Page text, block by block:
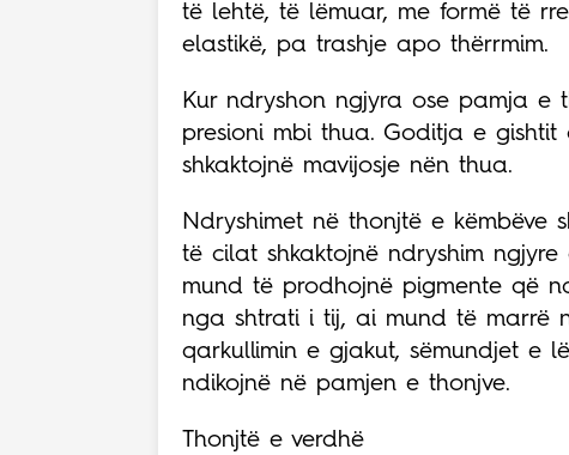
të lehtë, të lëmuar, me formë të
elastikë, pa trashje apo thërrmim.
Kur ndryshon ngjyra ose pamja e
presioni mbi thua. Goditja e
shkaktojnë mavijosje nën thua.
Ndryshimet në thonjtë e këmbëve
të cilat shkaktojnë ndryshim
mund të prodhojnë pigmente që
nga shtrati i tij, ai mund të marrë
qarkullimin e gjakut, sëmundjet e
ndikojnë në pamjen e thonjve.
Thonjtë e verdhë